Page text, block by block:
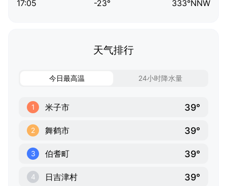
17:05 -23° 333°NNW
天气排行
今日最高温 24小时降水量
1 米子市 39°
2 舞鹤市 39°
3 伯耆町 39°
4 日吉津村 39°